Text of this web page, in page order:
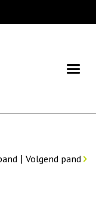
| Volgend pand